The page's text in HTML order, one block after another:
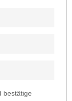
bestätige